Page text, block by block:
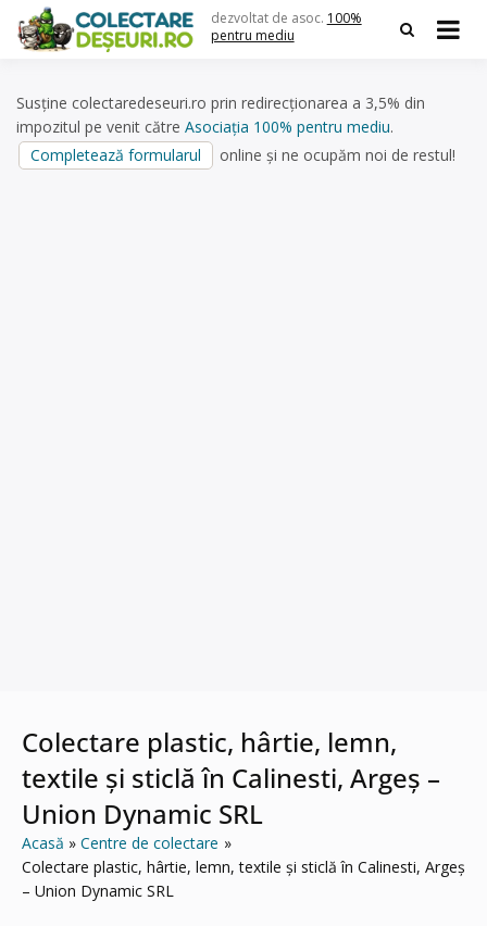
content
dezvoltat de asoc. 100%
pentru mediu
Susține colectaredeseuri.ro prin redirecționarea a 3,5% din
impozitul pe venit către Asociația 100% pentru mediu.
Completează formularul
online și ne ocupăm noi de restul!
Colectare plastic, hârtie, lemn,
textile și sticlă în Calinesti, Argeș –
Union Dynamic SRL
Acasă
Centre de colectare
Colectare plastic, hârtie, lemn, textile și sticlă în Calinesti, Argeș
– Union Dynamic SRL